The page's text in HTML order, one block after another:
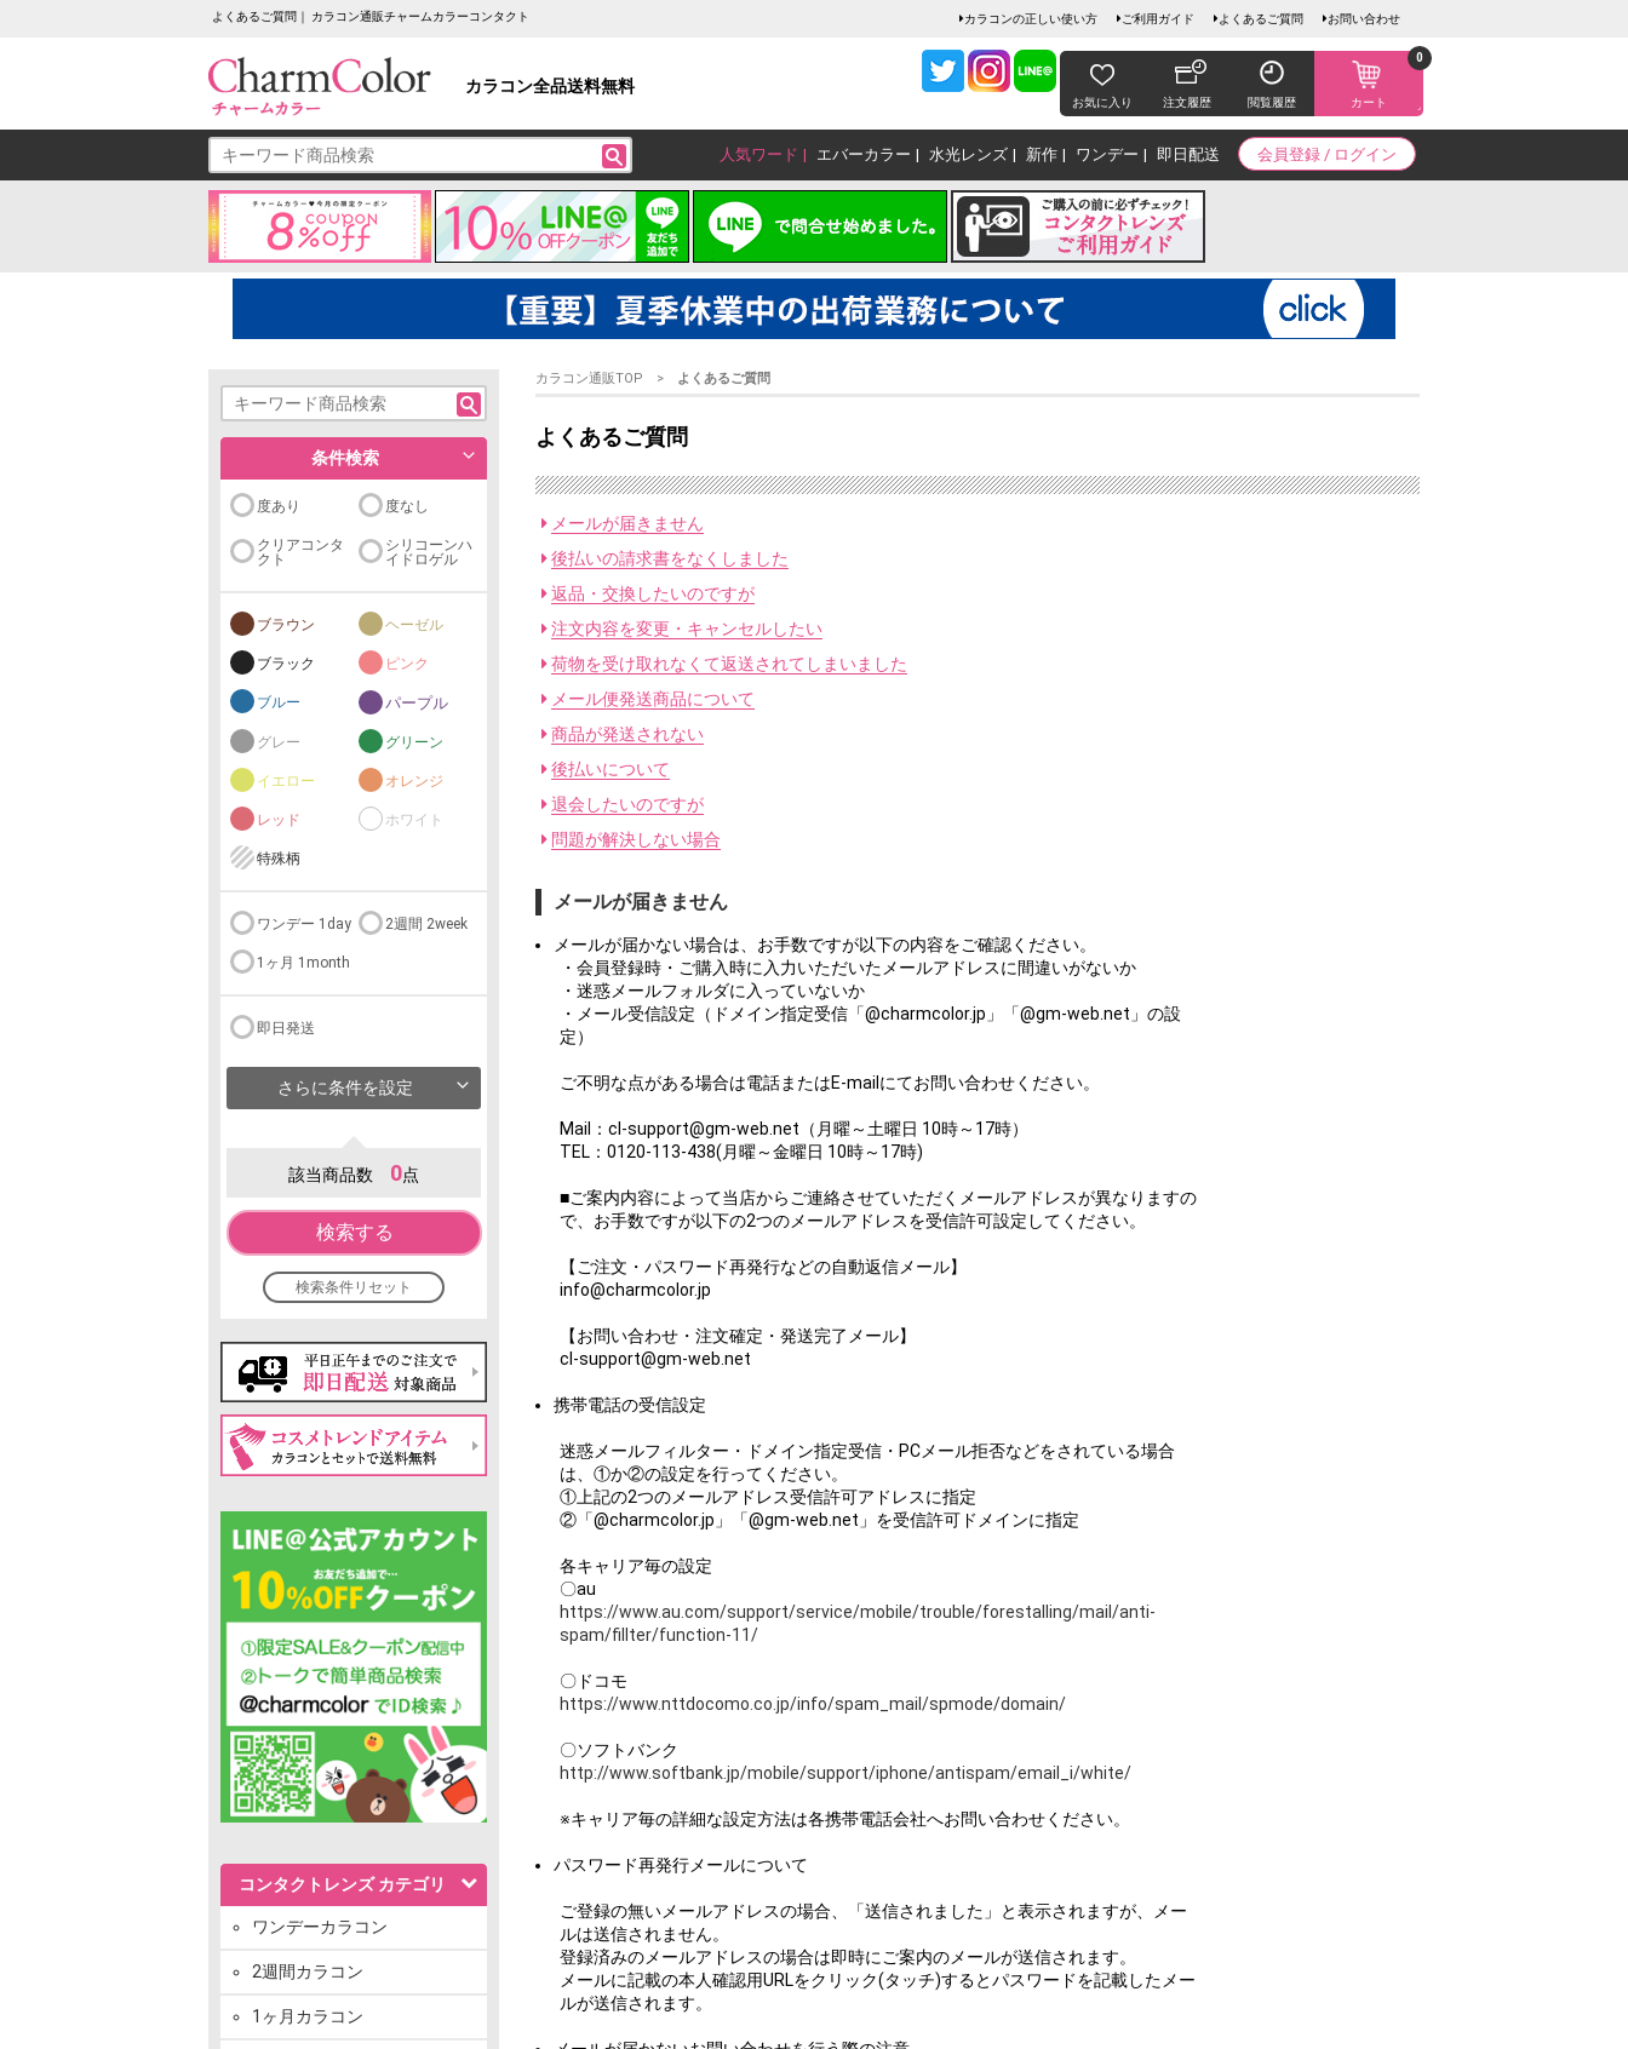
よくあるご質問｜ カラコン通販チャームカラーコンタクト カラコンの正しい使い方 ご利用ガイド よくあるご質問 お問い合わせ
カラコン全品送料無料
お気に入り 注文履歴 閲覧履歴 カート
0
会員登録 / ログイン
人気ワード エバーカラー 水光レンズ 新作 ワンデー 即日配送
条件検索
度あり 度なし
クリアコンタ
クト
シリコーンハ
イドロゲル
ブラウン ヘーゼル
ブラック ピンク
ブルー パープル
グレー グリーン
イエロー オレンジ
レッド ホワイト
特殊柄
ワンデー 1day 2週間 2week
1ヶ月 1month
即日発送
さらに条件を設定
該当商品数 0点
検索する
検索条件リセット
コンタクトレンズ カテゴリ
ワンデーカラコン
2週間カラコン
1ヶ月カラコン
カラコン通販TOP よくあるご質問
よくあるご質問
メールが届きません
後払いの請求書をなくしました
返品・交換したいのですが
注文内容を変更・キャンセルしたい
荷物を受け取れなくて返送されてしまいました
メール便発送商品について
商品が発送されない
後払いについて
退会したいのですが
問題が解決しない場合
メールが届きません
メールが届かない場合は、お手数ですが以下の内容をご確認ください。
・会員登録時・ご購入時に入力いただいたメールアドレスに間違いがないか
・迷惑メールフォルダに入っていないか
・メール受信設定（ドメイン指定受信「@charmcolor.jp」「@gm-web.net」の設
定）
ご不明な点がある場合は電話またはE-mailにてお問い合わせください。
Mail：cl-support@gm-web.net（月曜～土曜日 10時～17時）
TEL：0120-113-438(月曜～金曜日 10時～17時)
■ご案内内容によって当店からご連絡させていただくメールアドレスが異なりますの
で、お手数ですが以下の2つのメールアドレスを受信許可設定してください。
【ご注文・パスワード再発行などの自動返信メール】
info@charmcolor.jp
【お問い合わせ・注文確定・発送完了メール】
cl-support@gm-web.net
携帯電話の受信設定
迷惑メールフィルター・ドメイン指定受信・PCメール拒否などをされている場合
は、①か②の設定を行ってください。
①上記の2つのメールアドレス受信許可アドレスに指定
②「@charmcolor.jp」「@gm-web.net」を受信許可ドメインに指定
各キャリア毎の設定
〇au
https://www.au.com/support/service/mobile/trouble/forestalling/mail/anti-
spam/fillter/function-11/
〇ドコモ
https://www.nttdocomo.co.jp/info/spam_mail/spmode/domain/
〇ソフトバンク
http://www.softbank.jp/mobile/support/iphone/antispam/email_i/white/
※キャリア毎の詳細な設定方法は各携帯電話会社へお問い合わせください。
パスワード再発行メールについて
ご登録の無いメールアドレスの場合、「送信されました」と表示されますが、メー
ルは送信されません。
登録済みのメールアドレスの場合は即時にご案内のメールが送信されます。
メールに記載の本人確認用URLをクリック(タッチ)するとパスワードを記載したメー
ルが送信されます。